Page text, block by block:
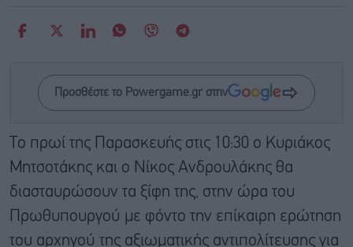
Προσθέστε το Powergame.gr στην
Το πρωί της Παρασκευής στις 10:30 ο Κυριάκος
Μητσοτάκης και ο Νίκος Ανδρουλάκης θα
διασταυρώσουν τα ξίφη της, στην ώρα του
Πρωθυπουργού με φόντο την επίκαιρη ερώτηση
του αρχηγού της αξιωματικής αντιπολίτευσης για